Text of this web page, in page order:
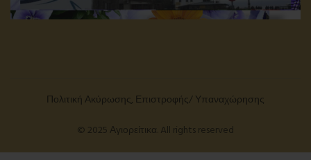
Πολιτική Ακύρωσης, Επιστροφής/ Υπαναχώρησης
© 2025 Αγιορείτικα. All rights reserved